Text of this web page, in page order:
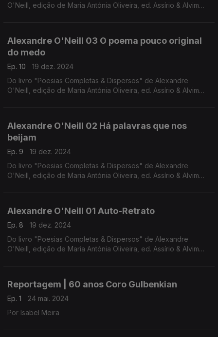
O'Neill, edição de Maria Antónia Oliveira, ed. Assírio & Alvim
Alexandre O'Neill 03 O poema pouco original
do medo
Ep. 10
19 dez. 2024
Do livro "Poesias Completas & Dispersos" de Alexandre
O'Neill, edição de Maria Antónia Oliveira, ed. Assírio & Alvim
Alexandre O'Neill 02 Há palavras que nos
beijam
Ep. 9
19 dez. 2024
Do livro "Poesias Completas & Dispersos" de Alexandre
O'Neill, edição de Maria Antónia Oliveira, ed. Assírio & Alvim
Alexandre O'Neill 01 Auto-Retrato
Ep. 8
19 dez. 2024
Do livro "Poesias Completas & Dispersos" de Alexandre
O'Neill, edição de Maria Antónia Oliveira, ed. Assírio & Alvim
Reportagem | 60 anos Coro Gulbenkian
Ep. 1
24 mai. 2024
Por Isabel Meira